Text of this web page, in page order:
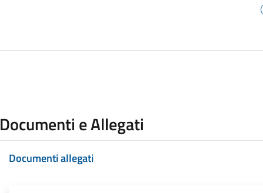
Documenti e Allegati
Documenti allegati